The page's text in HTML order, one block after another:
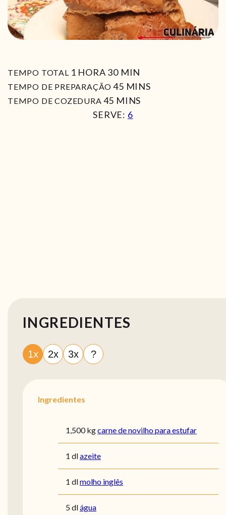
TEMPO TOTAL 1 HORA
HORA 30MIN
MIN
TEMPO DE PREPARAÇÃO 45MIN
MINS
TEMPO DE COZEDURA 45 MIN
MINS
SERVE: 6
INGREDIENTES
1x 2x 3x ?
Ingredientes
1,500 kgcarne de novilho para estufar
1 dlazeite
1 dlmolho inglês
5 dlágua